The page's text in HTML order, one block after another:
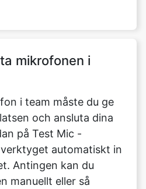
mikrofonen i
i team måste du ge
och ansluta dina
på Test Mic -
automatiskt in
Antingen kan du
manuellt eller så